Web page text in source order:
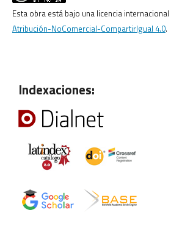
Esta obra está bajo una licencia internacional
Atribución-NoComercial-CompartirIgual 4.0.
Indexaciones: